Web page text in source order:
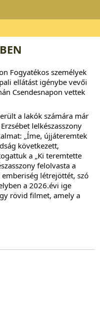
Fogyatékos személyek
ellátást igénybe vevői
Csendesnapon vettek
a lakók számára már
lelkészasszony
: „Íme, újjáteremtek
következett,
a „Ki teremtette
felolvasta a
létrejöttét, szó
a 2026.évi ige
rövid filmet, amely a